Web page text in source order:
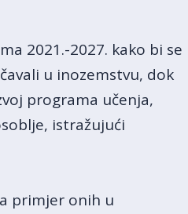
2021.-2027. kako bi se
u inozemstvu, dok
programa učenja,
istražujući
primjer onih u